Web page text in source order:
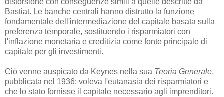
distorsione con conseguenze simili a quelle descritte da
Bastiat. Le banche centrali hanno distrutto la funzione
fondamentale dell'intermediazione del capitale basata sulla
preferenza temporale, sostituendo i risparmiatori con
l'inflazione monetaria e creditizia come fonte principale di
capitale per gli investimenti.
Ciò venne auspicato da Keynes nella sua Teoria Generale,
pubblicata nel 1936: voleva l'eutanasia dei risparmiatori e
che lo stato fornisse il capitale necessario agli imprenditori.